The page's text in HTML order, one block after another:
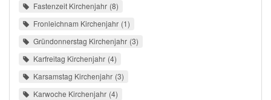
Fastenzeit Kirchenjahr 8
Fronleichnam Kirchenjahr 1
Gründonnerstag Kirchenjahr 3
Karfreitag Kirchenjahr 4
Karsamstag Kirchenjahr 3
Karwoche Kirchenjahr 4